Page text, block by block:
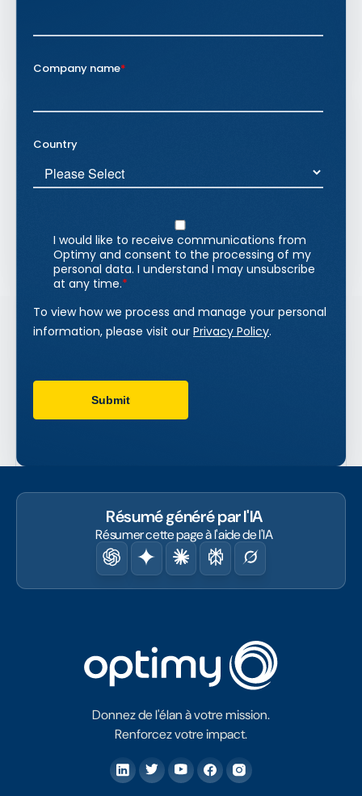
Résumé généré par l'IA
Résumer cette page à l'aide de l'IA
Donnez de l'élan à votre mission.
Renforcez votre impact.